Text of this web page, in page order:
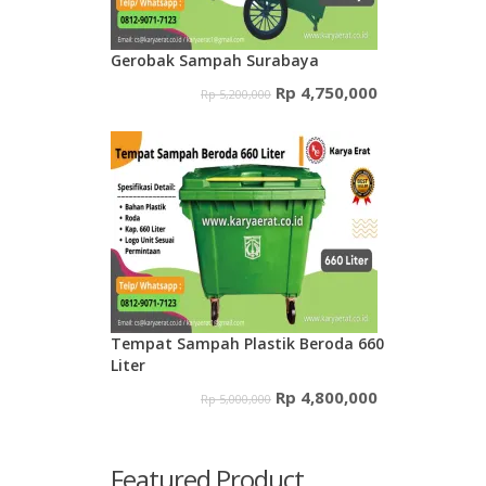
Gerobak Sampah Surabaya
Rp5,200,000 Harga
adalah:
Rp 5,200,000.
Rp 4,750,000Harga
Tempat Sampah Plastik Beroda 660
Liter
Rp5,000,000 Harga
Rp 4,800,000Harga
Featured Product